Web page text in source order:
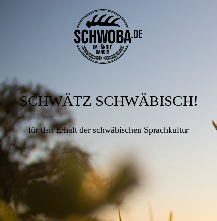
SCHWÄTZ SCHWÄBISCH!
für den Erhalt der schwäbischen Sprachkultur